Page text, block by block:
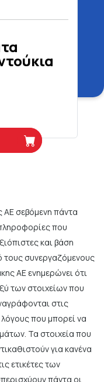
σεβόμενη πάντα
που
και βάση
τους συνεργαζόμενους
ΑΕ ενημερώνει ότι
των στοιχείων που
στις
λόγους που μπορεί να
Τα στοιχεία που
για κανένα
ετικέτες των
πάντα οι